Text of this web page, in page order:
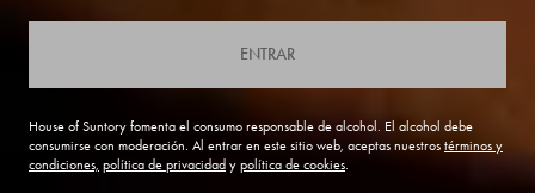
ENTRAR
House of Suntory fomenta el consumo responsable de alcohol. El alcohol debe
consumirse con moderación. Al entrar en este sitio web, aceptas nuestros términos y
condiciones, política de privacidad y política de cookies.